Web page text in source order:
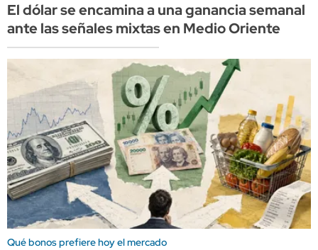
El dólar se encamina a una ganancia semanal
ante las señales mixtas en Medio Oriente
Qué bonos prefiere hoy el mercado